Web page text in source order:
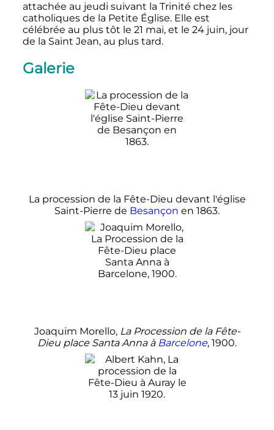
attachée au jeudi suivant la Trinité chez les
catholiques de la Petite Église. Elle est
célébrée au plus tôt le 21 mai, et le 24 juin, jour
de la Saint Jean, au plus tard.
Galerie
La procession de la Fête-Dieu devant l'église
Saint-Pierre de Besançon en 1863.
Joaquim Morello, La Procession de la Fête-
Dieu place Santa Anna à Barcelone, 1900.